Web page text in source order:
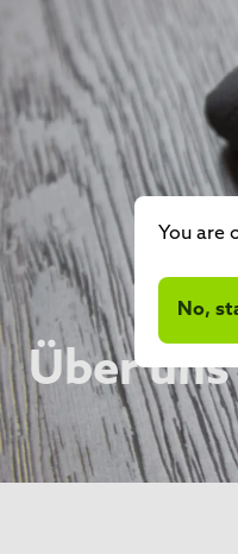
Über uns
You are
No,